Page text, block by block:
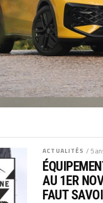
ACTUALITÉS / 5
AU 1ER
FAUT